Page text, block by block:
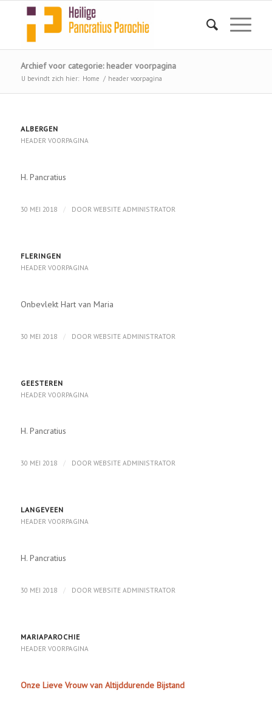
Archief voor categorie: header voorpagina
U bevindt zich hier: Home / header voorpagina
ALBERGEN
HEADER VOORPAGINA
H. Pancratius
30 MEI 2018 / DOOR WEBSITE ADMINISTRATOR
FLERINGEN
HEADER VOORPAGINA
Onbevlekt Hart van Maria
30 MEI 2018 / DOOR WEBSITE ADMINISTRATOR
GEESTEREN
HEADER VOORPAGINA
H. Pancratius
30 MEI 2018 / DOOR WEBSITE ADMINISTRATOR
LANGEVEEN
HEADER VOORPAGINA
H. Pancratius
30 MEI 2018 / DOOR WEBSITE ADMINISTRATOR
MARIAPAROCHIE
HEADER VOORPAGINA
Onze Lieve Vrouw van Altijddurende Bijstand